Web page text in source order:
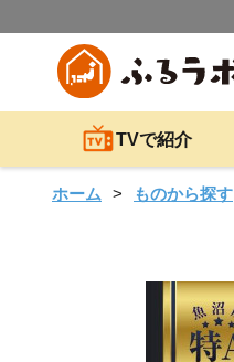
TVで紹介
ホーム ものから探す